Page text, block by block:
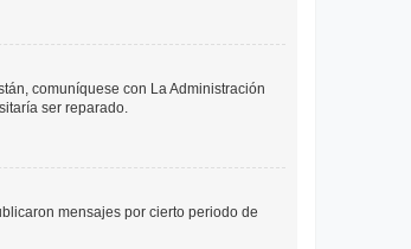
comuníquese con La Administración
ser reparado.
mensajes por cierto periodo de